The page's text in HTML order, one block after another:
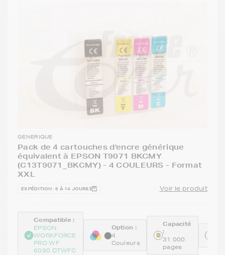
GENERIQUE
Pack de 4 cartouches d'encre générique
équivalent à EPSON T9071 BKCMY
(C13T9071_BKCMY) - 4 COULEURS - Format
XXL
EXPÉDITION : 6 À 14 JOURS Voir le produit
Compatible :
EPSON
WORKFORCE
PRO WF
6090 DTWFC
Option :
4
Couleurs
Capacité
:
31 000
pages